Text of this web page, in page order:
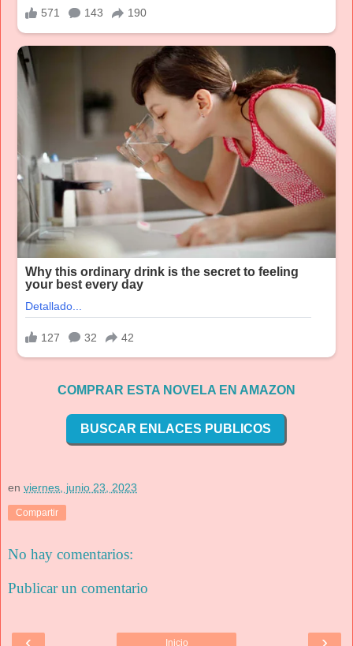
COMPRAR ESTA NOVELA EN AMAZON
BUSCAR ENLACES PUBLICOS
en viernes, junio 23, 2023
Compartir
No hay comentarios:
Publicar un comentario
‹ ›
Inicio